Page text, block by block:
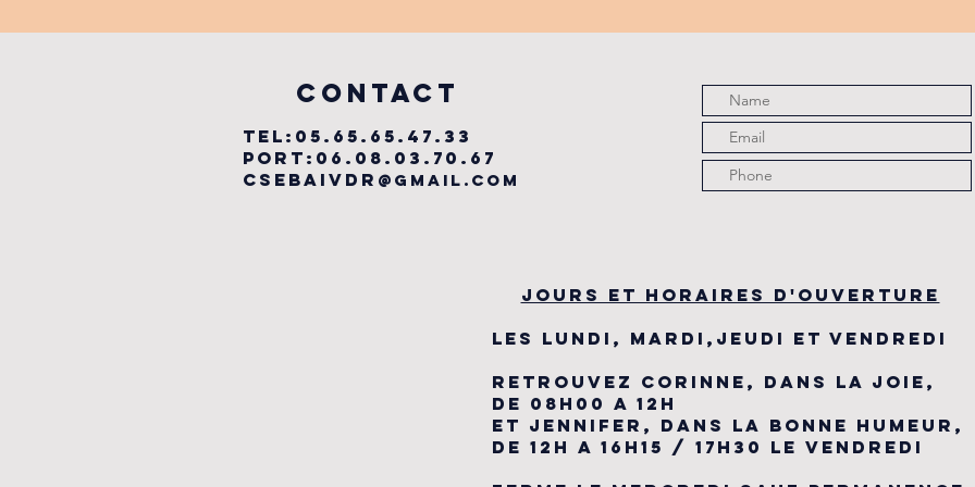
MUSICAL
COntact
TEL:05.65.65.47.33
PORT:06.08.03.70.67
csebaivdr @gmail.com
JOURS ET HORAIRES D'OUVERTURE
LES LUNDI, MARDI,JEUDI ET VENDREDI
RETROUVEZ CORINNE, DANS LA JOIE,
DE 08H00 A 12H
ET JENNIFER, DANS LA BONNE HUMEUR,
DE 12H A 16H15 / 17H30 LE VENDREDI